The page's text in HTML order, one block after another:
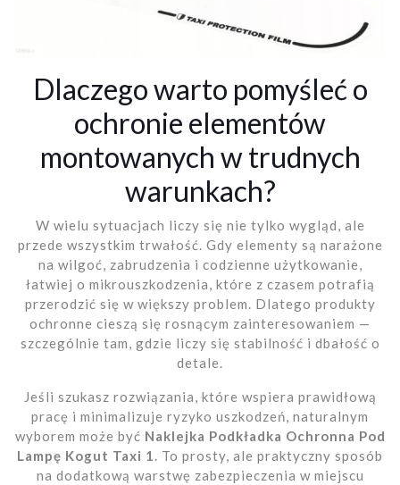
Dlaczego warto pomyśleć o
ochronie elementów
montowanych w trudnych
warunkach?
W wielu sytuacjach liczy się nie tylko wygląd, ale
przede wszystkim trwałość. Gdy elementy są narażone
na wilgoć, zabrudzenia i codzienne użytkowanie,
łatwiej o mikrouszkodzenia, które z czasem potrafią
przerodzić się w większy problem. Dlatego produkty
ochronne cieszą się rosnącym zainteresowaniem —
szczególnie tam, gdzie liczy się stabilność i dbałość o
detale.
Jeśli szukasz rozwiązania, które wspiera prawidłową
pracę i minimalizuje ryzyko uszkodzeń, naturalnym
wyborem może być Naklejka Podkładka Ochronna Pod
Lampę Kogut Taxi 1. To prosty, ale praktyczny sposób
na dodatkową warstwę zabezpieczenia w miejscu